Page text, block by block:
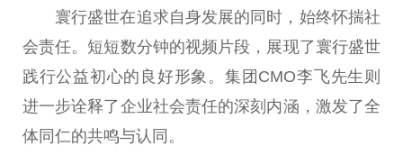
寰行盛世在追求自身发展的同时，始终怀揣社
会责任。短短数分钟的视频片段，展现了寰行盛世
践行公益初心的良好形象。集团CMO李飞先生则
进一步诠释了企业社会责任的深刻内涵，激发了全
体同仁的共鸣与认同。